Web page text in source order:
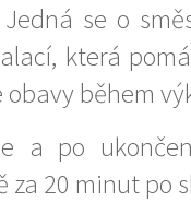
se o
která
během
a po
za 20 minut po